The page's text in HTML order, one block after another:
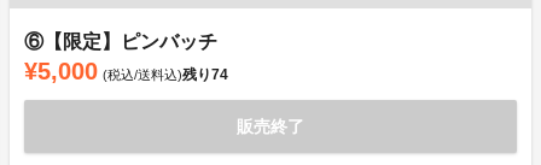
⑥【限定】ピンバッチ
¥5,000 (税込/送料込)残り74
販売終了